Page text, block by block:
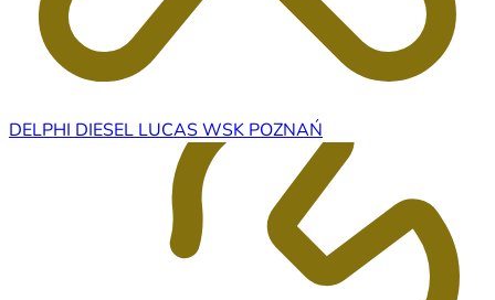
DELPHI DIESEL LUCAS WSK POZNAŃ